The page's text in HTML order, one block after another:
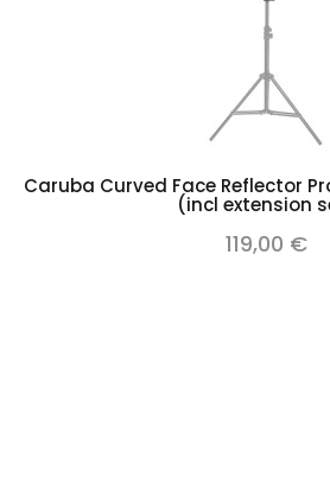
Caruba Curved Face Reflector
(incl extension
119,00 €